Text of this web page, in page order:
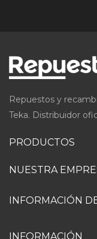
Repuestos y
Teka. Distribuidor
PRODUCTOS
NUESTRA
INFORMACIÓN
INFORMACIÓN